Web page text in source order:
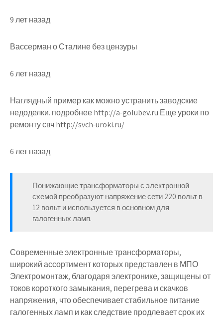
9 лет назад
Вассерман о Сталине без цензуры
6 лет назад
Наглядный пример как можно устранить заводские
недоделки. подробнее http://a-golubev.ru Еще уроки по
ремонту свч http://svch-uroki.ru/
6 лет назад
Понижающие трансформаторы с электронной
схемой преобразуют напряжение сети 220 вольт в
12 вольт и используется в основном для
галогенных ламп.
Современные электронные трансформаторы,
широкий ассортимент которых представлен в МПО
Электромонтаж, благодаря электронике, защищены от
токов короткого замыкания, перегрева и скачков
напряжения, что обеспечивает стабильное питание
галогенных ламп и как следствие продлевает срок их